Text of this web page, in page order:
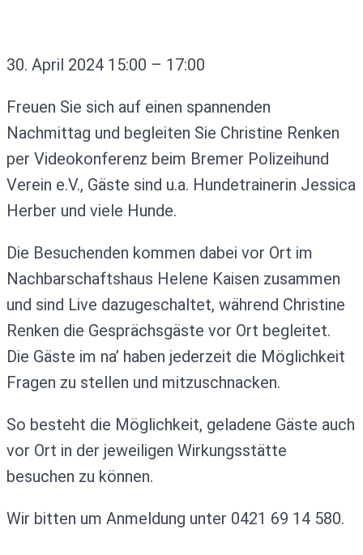
30. April 2024 15:00 – 17:00
Freuen Sie sich auf einen spannenden
Nachmittag und begleiten Sie Christine Renken
per Videokonferenz beim Bremer Polizeihund
Verein e.V., Gäste sind u.a. Hundetrainerin Jessica
Herber und viele Hunde.
Die Besuchenden kommen dabei vor Ort im
Nachbarschaftshaus Helene Kaisen zusammen
und sind Live dazugeschaltet, während Christine
Renken die Gesprächsgäste vor Ort begleitet.
Die Gäste im na’ haben jederzeit die Möglichkeit
Fragen zu stellen und mitzuschnacken.
So besteht die Möglichkeit, geladene Gäste auch
vor Ort in der jeweiligen Wirkungsstätte
besuchen zu können.
Wir bitten um Anmeldung unter 0421 69 14 580.